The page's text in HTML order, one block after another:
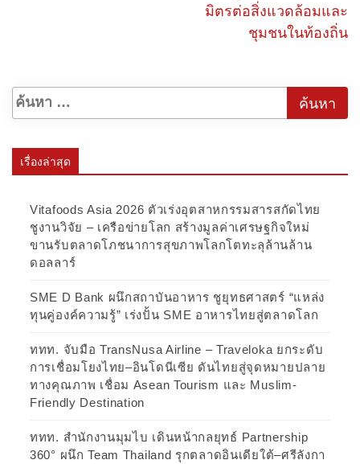
มิตรต่อสิ่งแวดล้อมและ
ชุมชนในท้องถิ่น
เรื่องล่าสุด
Vitafoods Asia 2026 ตัวเร่งอุตสาหกรรมสารสกัดไทย
ชูงานวิจัย – เครือข่ายโลก สร้างมูลค่าเศรษฐกิจใหม่
ขานรับตลาดโภชนาการสุขภาพโลกโตทะลุล้านล้าน
ดอลลาร์
SME D Bank ผนึกสถาบันอาหาร ชูยุทธศาสตร์ “แหล่ง
ทุนคู่องค์ความรู้” เร่งปั้น SME อาหารไทยสู่ตลาดโลก
ททท. จับมือ TransNusa Airline – Traveloka ยกระดับ
การเชื่อมโยงไทย–อินโดนีเซีย ดันไทยสู่จุดหมายปลาย
ทางคุณภาพ เชื่อม Asean Tourism และ Muslim-
Friendly Destination
ททท. สำนักงานมุมไบ เดินหน้ากลยุทธ์ Partnership
360° ผนึก Team Thailand รุกตลาดอินเดียใต้–ศรีลังกา